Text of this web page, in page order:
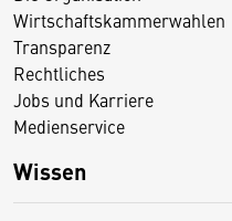
Wirtschaftskammerwahlen
Transparenz
Rechtliches
Jobs und Karriere
Medienservice
Wissen